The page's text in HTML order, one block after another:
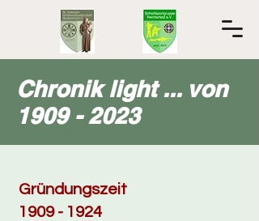
Chronik light ... von
1909 - 2023
Gründungszeit
1909 - 1924